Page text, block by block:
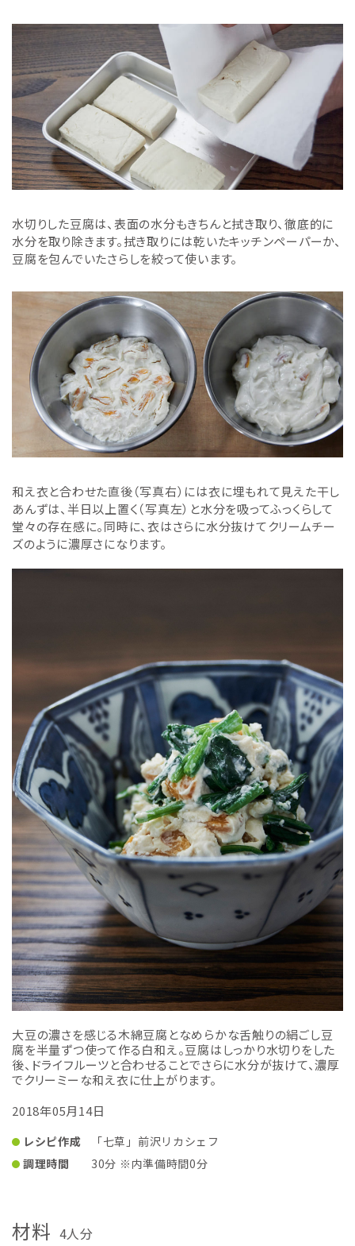
水切りした豆腐は、表面の水分もきちんと拭き取り、徹底的に
水分を取り除きます。拭き取りには乾いたキッチンペーパーか、
豆腐を包んでいたさらしを絞って使います。
和え衣と合わせた直後（写真右）には衣に埋もれて見えた干し
あんずは、半日以上置く（写真左）と水分を吸ってふっくらして
堂々の存在感に。同時に、衣はさらに水分抜けてクリームチー
ズのように濃厚さになります。
大豆の濃さを感じる木綿豆腐となめらかな舌触りの絹ごし豆
腐を半量ずつ使って作る白和え。豆腐はしっかり水切りをした
後、ドライフルーツと合わせることでさらに水分が抜けて、濃厚
でクリーミーな和え衣に仕上がります。
2018年05月14日
レシピ作成
「七草」前沢リカシェフ
調理時間
30分 ※内準備時間0分
材料 4人分